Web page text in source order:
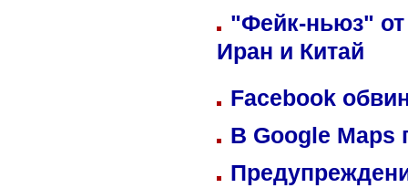
"Фейк-ньюз" от
Иран и Китай
Facebook
В Google Maps